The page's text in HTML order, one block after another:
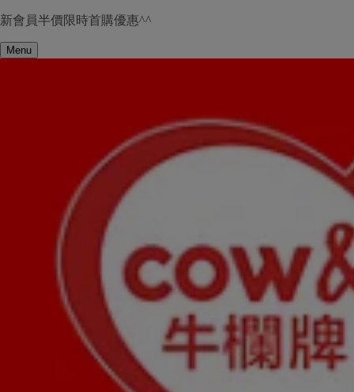
新會員半價限時首購優惠^^
Menu